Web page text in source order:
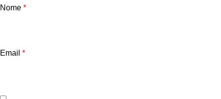
Nome *
Email *